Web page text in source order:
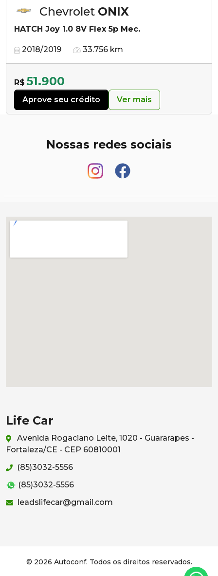
Chevrolet ONIX
HATCH Joy 1.0 8V Flex 5p Mec.
2018/2019 33.756 km
R$ 51.900
Aprove seu crédito Ver mais
Nossas redes sociais
Life Car
Avenida Rogaciano Leite, 1020 - Guararapes -
Fortaleza/CE - CEP 60810001
(85)3032-5556
(85)3032-5556
leadslifecar@gmail.com
© 2026 Autoconf. Todos os direitos reservados.